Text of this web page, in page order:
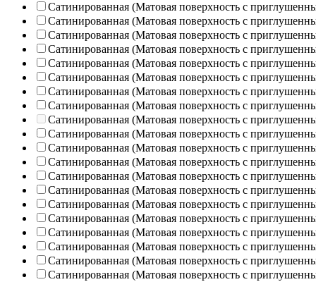
Сатинированная (Матовая поверхность с
Сатинированная (Матовая поверхность с
Сатинированная (Матовая поверхность с
Сатинированная (Матовая поверхность с
Сатинированная (Матовая поверхность с
Сатинированная (Матовая поверхность с
Сатинированная (Матовая поверхность с
Сатинированная (Матовая поверхность с
Сатинированная (Матовая поверхность с
Сатинированная (Матовая поверхность с
Сатинированная (Матовая поверхность с
Сатинированная (Матовая поверхность с
Сатинированная (Матовая поверхность с
Сатинированная (Матовая поверхность с
Сатинированная (Матовая поверхность с
Сатинированная (Матовая поверхность с
Сатинированная (Матовая поверхность с
Сатинированная (Матовая поверхность с
Сатинированная (Матовая поверхность с
Сатинированная (Матовая поверхность с